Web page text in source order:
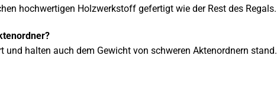
hochwertigen Holzwerkstoff gefertigt wie der Rest des Regals.
halten auch dem Gewicht von schweren Aktenordnern stand.